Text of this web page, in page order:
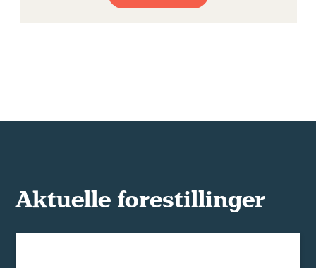
Aktuelle forestillinger